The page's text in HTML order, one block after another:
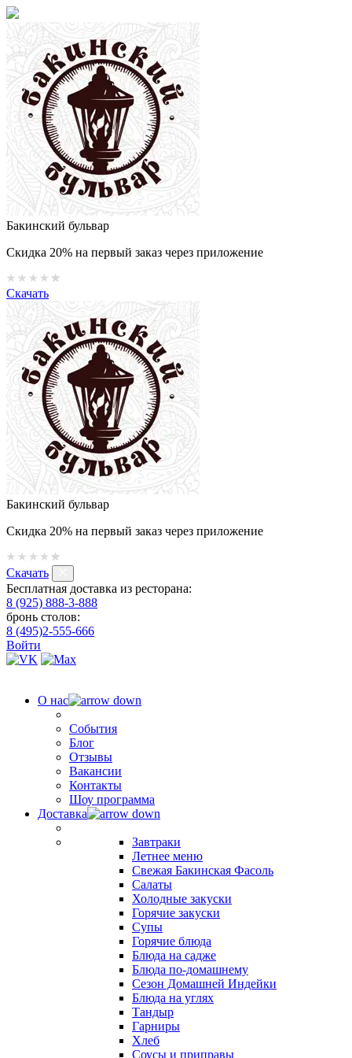
Бакинский бульвар
Скидка 20% на первый заказ через приложение
Скачать
Бакинский бульвар
Скидка 20% на первый заказ через приложение
Скачать
Бесплатная доставка из ресторана:
8 (925) 888-3-888
бронь столов:
8 (495)2-555-666
Войти
О нас
События
Блог
Отзывы
Вакансии
Контакты
Шоу программа
Доставка
Завтраки
Летнее меню
Свежая Бакинская Фасоль
Салаты
Холодные закуски
Горячие закуски
Супы
Горячие блюда
Блюда на садже
Блюда по-домашнему
Сезон Домашней Индейки
Блюда на углях
Тандыр
Гарниры
Хлеб
Соусы и приправы